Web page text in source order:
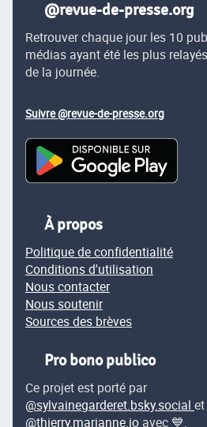
@revue-de-presse.org
Retrouver chaque jour les 10
médias ayant été les plus
de la journée.
Suivre @revue-de-presse.org
À propos
Politique de confidentialité
Conditions d'utilisation
Nous contacter
Nous soutenir
Sources des brèves
Pro bono publico
Ce projet est porté par
@sylvainegarderet.bsky.social et
@thierry.marianne.io avec 💙.